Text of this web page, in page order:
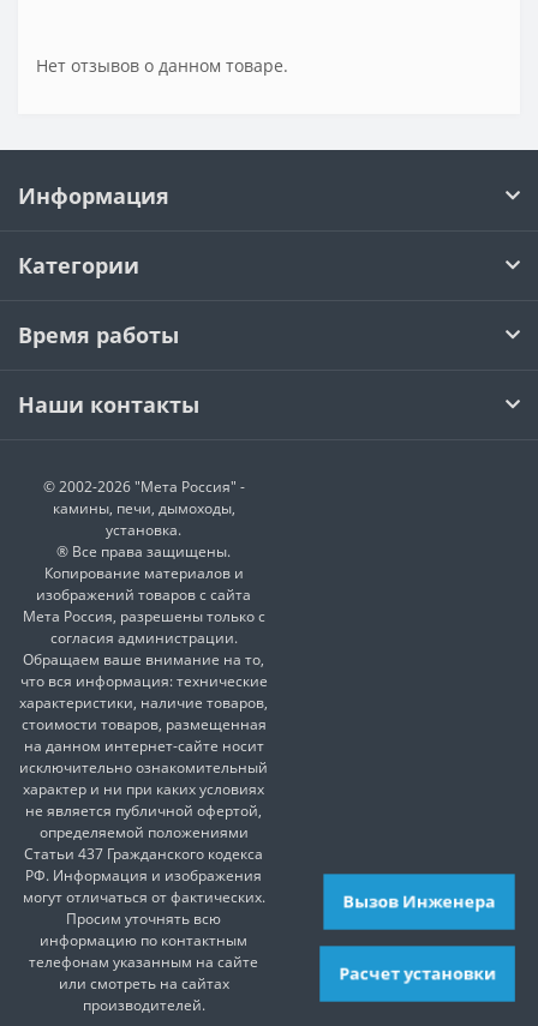
Нет отзывов о данном товаре.
Информация
Категории
Время работы
Наши контакты
© 2002-2026 "Мета Россия" -
камины, печи, дымоходы,
установка.
® Все права защищены.
Копирование материалов и
изображений товаров с сайта
Мета Россия, разрешены только с
согласия администрации.
Обращаем ваше внимание на то,
что вся информация: технические
характеристики, наличие товаров,
стоимости товаров, размещенная
на данном интернет-сайте носит
исключительно ознакомительный
характер и ни при каких условиях
не является публичной офертой,
определяемой положениями
Статьи 437 Гражданского кодекса
РФ. Информация и изображения
могут отличаться от фактических.
Просим уточнять всю
информацию по контактным
телефонам указанным на сайте
или смотреть на сайтах
производителей.
Расчет установки
Вызов Инженера